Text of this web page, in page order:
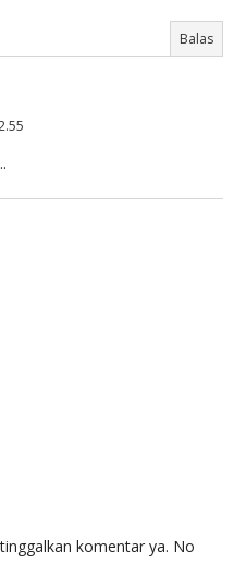
Balas
komentar ya. No